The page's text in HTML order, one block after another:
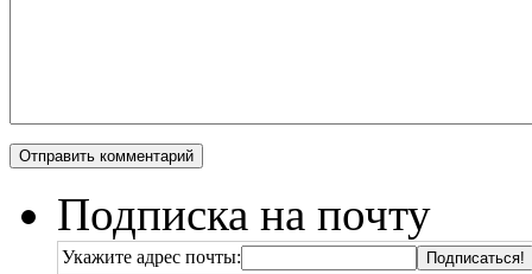
Подписка на почту
Укажите адрес почты: